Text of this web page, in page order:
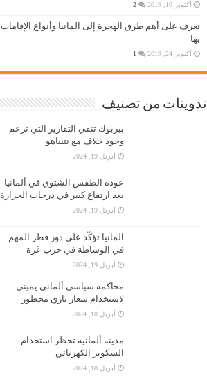
أكتوبر 10, 2019 2
تعرف على أهم طرق الهجرة إلى المانيا وأنواع الإقامات
بها
أكتوبر 24, 2019 1
تدوينات من تصنيف
بيربوك تنفي التقارير التي تزعم
وجود خلاف مع نتنياهو
أبريل 19, 2024
عودة الطقس الشتوي في ألمانيا
بعد ارتفاع كبير في درجات الحرارة
أبريل 19, 2024
المانيا تؤكّد على دور قطر المهم
في الوساطة في حرب غزة
أبريل 19, 2024
محاكمة سياسي ألماني يميني
لاستخدام شعار نازي محظور
أبريل 18, 2024
مدينة ألمانية تحظر استخدام
السكوتر الكهربائي
أبريل 18, 2024